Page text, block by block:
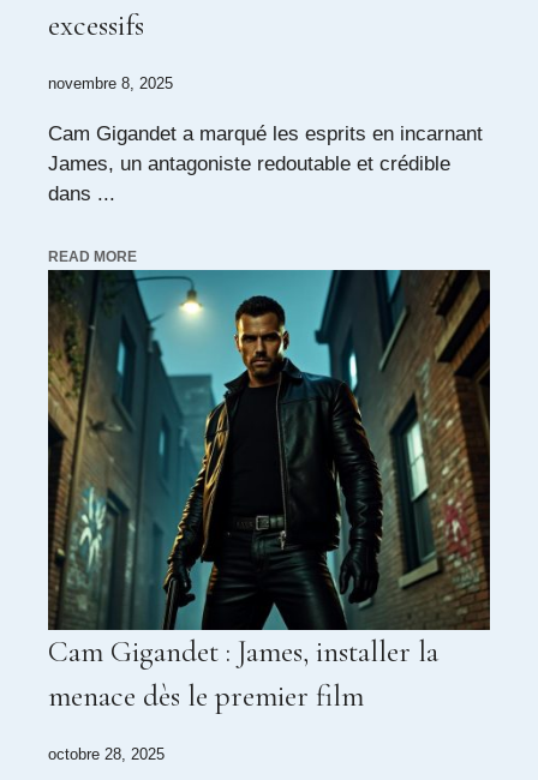
excessifs
novembre 8, 2025
Cam Gigandet a marqué les esprits en incarnant
James, un antagoniste redoutable et crédible
dans ...
READ MORE
Cam Gigandet : James, installer la
menace dès le premier film
octobre 28, 2025